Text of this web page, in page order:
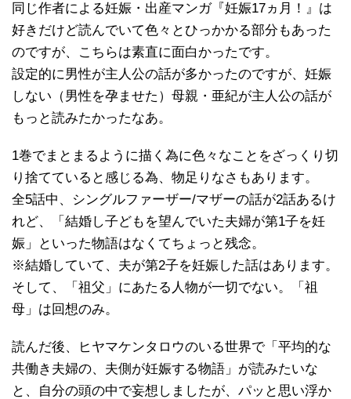
同じ作者による妊娠・出産マンガ『妊娠17ヵ月！』は
好きだけど読んでいて色々とひっかかる部分もあった
のですが、こちらは素直に面白かったです。
設定的に男性が主人公の話が多かったのですが、妊娠
しない（男性を孕ませた）母親・亜紀が主人公の話が
もっと読みたかったなあ。
1巻でまとまるように描く為に色々なことをざっくり切
り捨てていると感じる為、物足りなさもあります。
全5話中、シングルファーザー/マザーの話が2話あるけ
れど、「結婚し子どもを望んでいた夫婦が第1子を妊
娠」といった物語はなくてちょっと残念。
※結婚していて、夫が第2子を妊娠した話はあります。
そして、「祖父」にあたる人物が一切でない。「祖
母」は回想のみ。
読んだ後、ヒヤマケンタロウのいる世界で「平均的な
共働き夫婦の、夫側が妊娠する物語」が読みたいな
と、自分の頭の中で妄想しましたが、パッと思い浮か